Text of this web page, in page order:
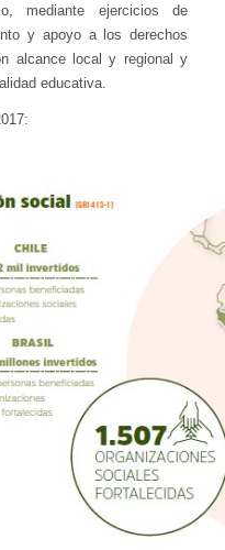
mediante ejercicios de
y apoyo a los derechos
alcance local y regional y
educativa.